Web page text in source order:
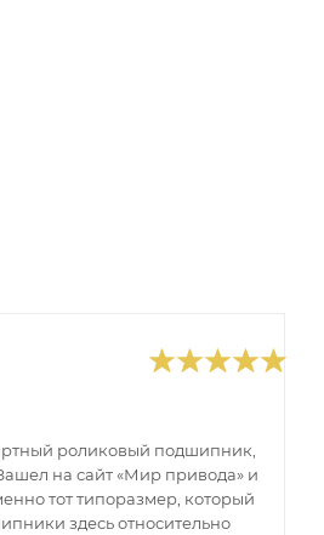
роликовый подшипник,
на сайт «Мир привода» и
тот типоразмер, который
здесь относительно